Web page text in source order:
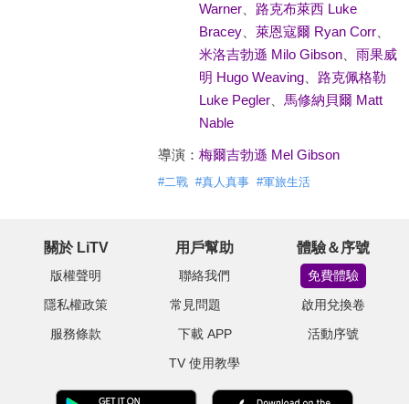
Warner、 路克布萊西 Luke
Bracey、 萊恩寇爾 Ryan Corr、
米洛吉勃遜 Milo Gibson、 雨果威
明 Hugo Weaving、 路克佩格勒
Luke Pegler、 馬修納貝爾 Matt
Nable
導演： 梅爾吉勃遜 Mel Gibson
#二戰 #真人真事 #軍旅生活
關於 LiTV
版權聲明
隱私權政策
服務條款
用戶幫助
聯絡我們
常見問題
下載 APP
TV 使用教學
體驗＆序號
免費體驗
啟用兌換卷
活動序號